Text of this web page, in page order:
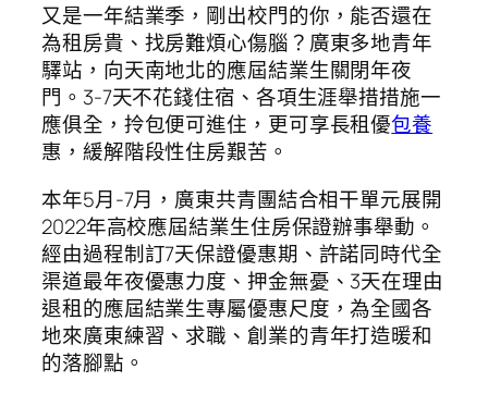
又是一年結業季，剛出校門的你，能否還在
為租房貴、找房難煩心傷腦？廣東多地青年
驛站，向天南地北的應屆結業生關閉年夜
門。3-7天不花錢住宿、各項生涯舉措措施一
應俱全，拎包便可進住，更可享長租優包養
惠，緩解階段性住房艱苦。
本年5月-7月，廣東共青團結合相干單元展開
2022年高校應屆結業生住房保證辦事舉動。
經由過程制訂7天保證優惠期、許諾同時代全
渠道最年夜優惠力度、押金無憂、3天在理由
退租的應屆結業生專屬優惠尺度，為全國各
地來廣東練習、求職、創業的青年打造暖和
的落腳點。